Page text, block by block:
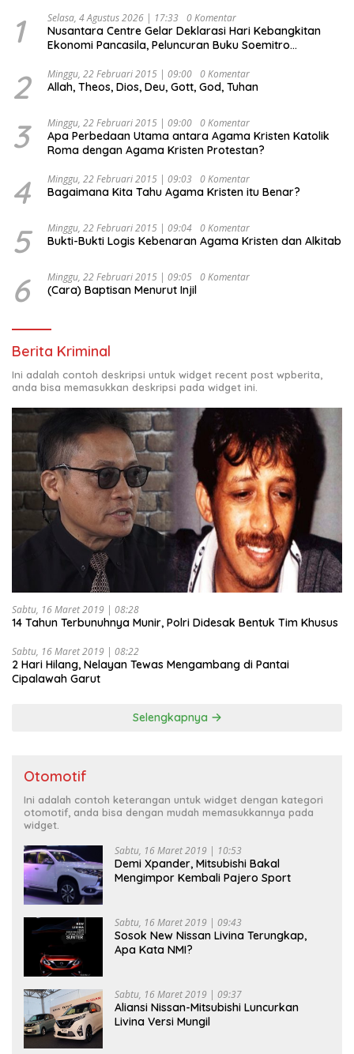
1 Selasa, 4 Agustus 2026 | 17:33 0 Komentar
Nusantara Centre Gelar Deklarasi Hari Kebangkitan
Ekonomi Pancasila, Peluncuran Buku Soemitro
Ekonomi Politik Indonesia) & Simposium Nasional
“Urgensi Undang-Undang Perekonomian Nasional dan
Indonesia Emas 2045”,
2 Minggu, 22 Februari 2015 | 09:00 0 Komentar
Allah, Theos, Dios, Deu, Gott, God, Tuhan
3 Minggu, 22 Februari 2015 | 09:00 0 Komentar
Apa Perbedaan Utama antara Agama Kristen Katolik
Roma dengan Agama Kristen Protestan?
4 Minggu, 22 Februari 2015 | 09:03 0 Komentar
Bagaimana Kita Tahu Agama Kristen itu Benar?
5 Minggu, 22 Februari 2015 | 09:04 0 Komentar
Bukti-Bukti Logis Kebenaran Agama Kristen dan Alkitab
6 Minggu, 22 Februari 2015 | 09:05 0 Komentar
(Cara) Baptisan Menurut Injil
Berita Kriminal
Ini adalah contoh deskripsi untuk widget recent post wpberita,
anda bisa memasukkan deskripsi pada widget ini.
Sabtu, 16 Maret 2019 | 08:28
14 Tahun Terbunuhnya Munir, Polri Didesak Bentuk Tim Khusus
Sabtu, 16 Maret 2019 | 08:22
2 Hari Hilang, Nelayan Tewas Mengambang di Pantai
Cipalawah Garut
Selengkapnya
Otomotif
Ini adalah contoh keterangan untuk widget dengan kategori
otomotif, anda bisa dengan mudah memasukkannya pada
widget.
Sabtu, 16 Maret 2019 | 10:53
Demi Xpander, Mitsubishi Bakal
Mengimpor Kembali Pajero Sport
Sabtu, 16 Maret 2019 | 09:43
Sosok New Nissan Livina Terungkap,
Apa Kata NMI?
Sabtu, 16 Maret 2019 | 09:37
Aliansi Nissan-Mitsubishi Luncurkan
Livina Versi Mungil